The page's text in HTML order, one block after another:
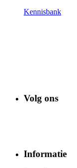
Kennisbank
Volg ons
Informatie